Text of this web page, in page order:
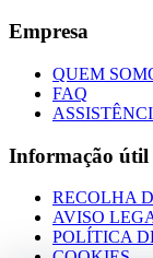
Empresa
QUEM
FAQ
Informação útil
RECOLHA
AVISO
POLÍTICA